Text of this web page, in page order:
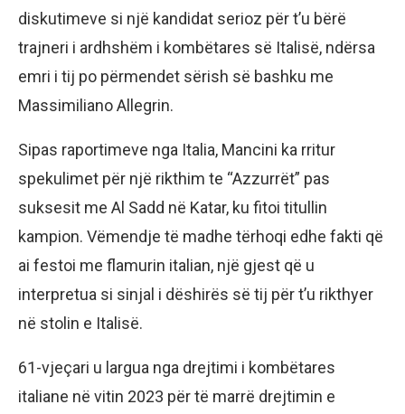
diskutimeve si një kandidat serioz për t’u bërë
trajneri i ardhshëm i kombëtares së Italisë, ndërsa
emri i tij po përmendet sërish së bashku me
Massimiliano Allegrin.
Sipas raportimeve nga Italia, Mancini ka rritur
spekulimet për një rikthim te “Azzurrët” pas
suksesit me Al Sadd në Katar, ku fitoi titullin
kampion. Vëmendje të madhe tërhoqi edhe fakti që
ai festoi me flamurin italian, një gjest që u
interpretua si sinjal i dëshirës së tij për t’u rikthyer
në stolin e Italisë.
61-vjeçari u largua nga drejtimi i kombëtares
italiane në vitin 2023 për të marrë drejtimin e